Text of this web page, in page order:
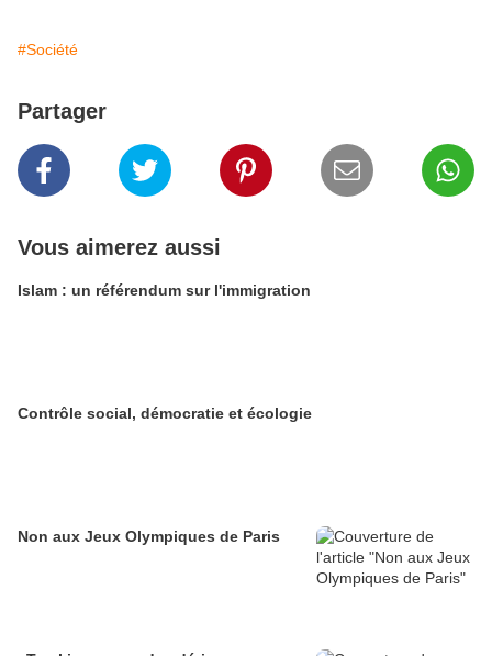
#Société
Partager
Vous aimerez aussi
Islam : un référendum sur l'immigration
Contrôle social, démocratie et écologie
Non aux Jeux Olympiques de Paris